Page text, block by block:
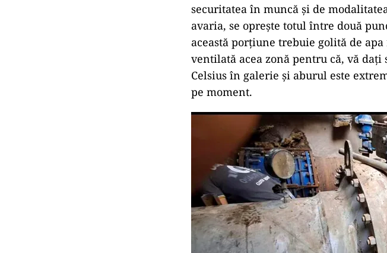
securitatea în muncă și de
avaria, se oprește totul între două
această porțiune trebuie golită de
ventilată acea zonă pentru că, vă
Celsius în galerie și aburul este
pe moment.